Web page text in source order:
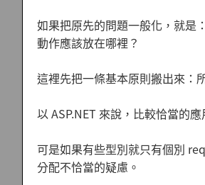
如果把原先的問題一般化，就是
動作應該放在哪裡？
這裡先把一條基本原則搬出來：
以 ASP.NET 來說，比較恰當的
可是如果有些型別就只有個別
分配不恰當的疑慮。